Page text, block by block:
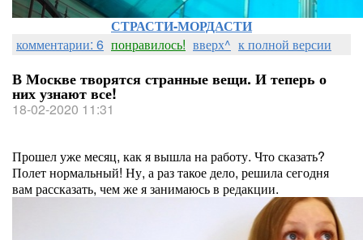
СТРАСТИ-МОРДАСТИ
комментарии: 6 понравилось! вверх^ к полной версии
В Москве творятся странные вещи. И теперь о
них узнают все!
18-02-2020 11:31
Прошел уже месяц, как я вышла на работу. Что сказать?
Полет нормальный! Ну, а раз такое дело, решила сегодня
вам рассказать, чем же я занимаюсь в редакции.